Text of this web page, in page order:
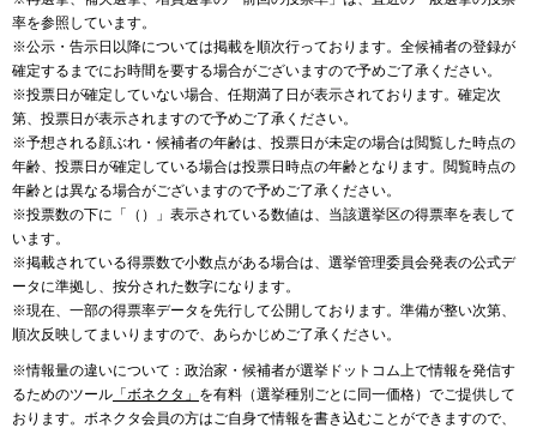
率を参照しています。
※公示・告示日以降については掲載を順次行っております。全候補者の登録が
確定するまでにお時間を要する場合がございますので予めご了承ください。
※投票日が確定していない場合、任期満了日が表示されております。確定次
第、投票日が表示されますので予めご了承ください。
※予想される顔ぶれ・候補者の年齢は、投票日が未定の場合は閲覧した時点の
年齢、投票日が確定している場合は投票日時点の年齢となります。閲覧時点の
年齢とは異なる場合がございますので予めご了承ください。
※投票数の下に「（）」表示されている数値は、当該選挙区の得票率を表して
います。
※掲載されている得票数で小数点がある場合は、選挙管理委員会発表の公式デ
ータに準拠し、按分された数字になります。
※現在、一部の得票率データを先行して公開しております。準備が整い次第、
順次反映してまいりますので、あらかじめご了承ください。
※情報量の違いについて：政治家・候補者が選挙ドットコム上で情報を発信す
るためのツール 「ボネクタ」 を有料（選挙種別ごとに同一価格）でご提供して
おります。ボネクタ会員の方はご自身で情報を書き込むことができますので、